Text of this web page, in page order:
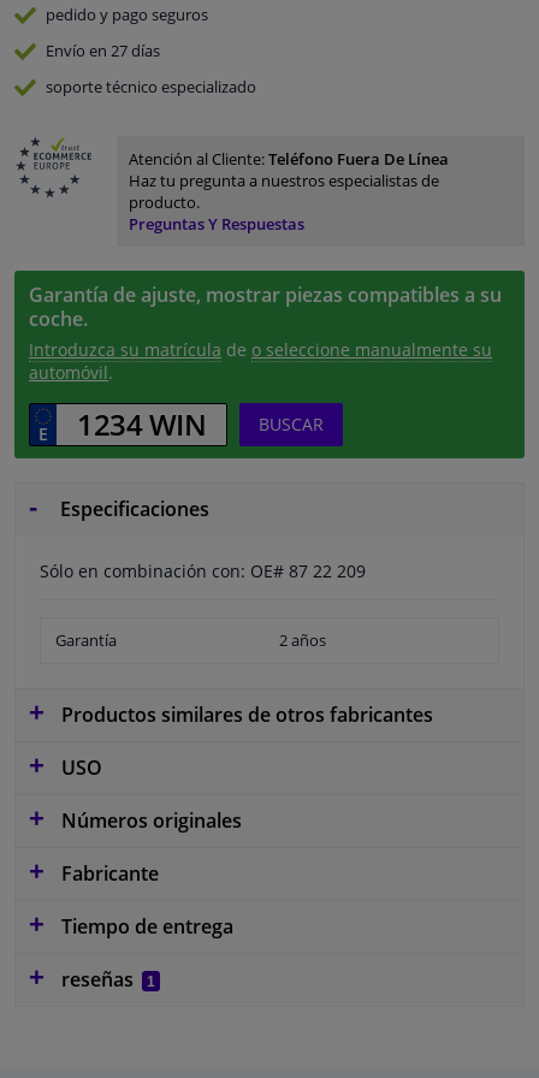
pedido y pago seguros
Envío en 27 días
soporte técnico especializado
Atención al Cliente:Teléfono Fuera De Línea
Haz tu pregunta a nuestros especialistas de
producto.
Preguntas Y Respuestas
Garantía de ajuste, mostrar piezas compatibles a su
coche.
Introduzca su matrícula de o seleccione manualmente su
automóvil.
BUSCAR
Especificaciones
Sólo en combinación con: OE# 87 22 209
Garantía 2 años
Productos similares de otros fabricantes
USO
Números originales
Fabricante
Tiempo de entrega
reseñas
1